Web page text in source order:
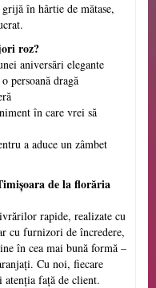
în hârtie de mătase,
roz?
aniversări elegante
persoană dragă
în care vrei să
a aduce un zâmbet
de la florăria
rapide, realizate cu
cu furnizori de încredere,
în cea mai bună formă –
Cu noi, fiecare
atenția față de client.